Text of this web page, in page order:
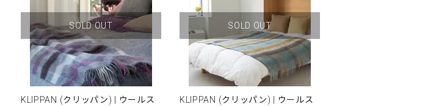
SOLD OUT
KLIPPAN (クリッパン) | ウールス
SOLD OUT
KLIPPAN (クリッパン) | ウールス